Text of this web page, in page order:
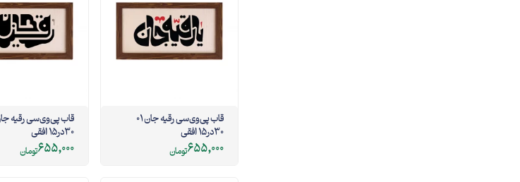
قاب پی‌وی‌سی رقیه جان 01
30در15 افقی
655,000تومان
30در15 افقی
655,000تومان